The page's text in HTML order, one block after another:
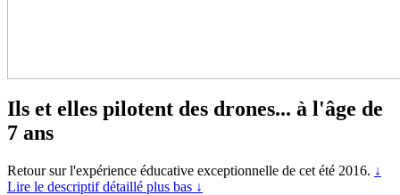
Ils et elles pilotent des drones... à l'âge de
7 ans
Retour sur l'expérience éducative exceptionnelle de cet été 2016. ↓
Lire le descriptif détaillé plus bas ↓